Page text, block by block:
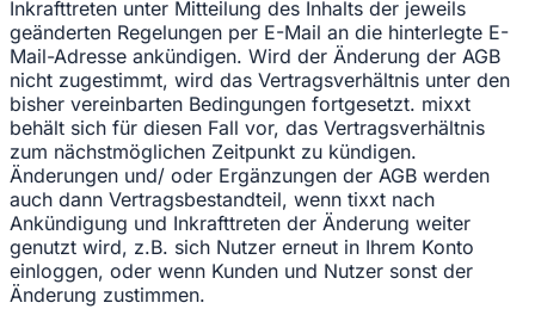
Inkrafttreten unter Mitteilung des Inhalts der jeweils
geänderten Regelungen per E-Mail an die hinterlegte E-
Mail-Adresse ankündigen. Wird der Änderung der AGB
nicht zugestimmt, wird das Vertragsverhältnis unter den
bisher vereinbarten Bedingungen fortgesetzt. mixxt
behält sich für diesen Fall vor, das Vertragsverhältnis
zum nächstmöglichen Zeitpunkt zu kündigen.
Änderungen und/ oder Ergänzungen der AGB werden
auch dann Vertragsbestandteil, wenn tixxt nach
Ankündigung und Inkrafttreten der Änderung weiter
genutzt wird, z.B. sich Nutzer erneut in Ihrem Konto
einloggen, oder wenn Kunden und Nutzer sonst der
Änderung zustimmen.